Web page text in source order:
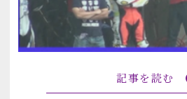
記事を読む